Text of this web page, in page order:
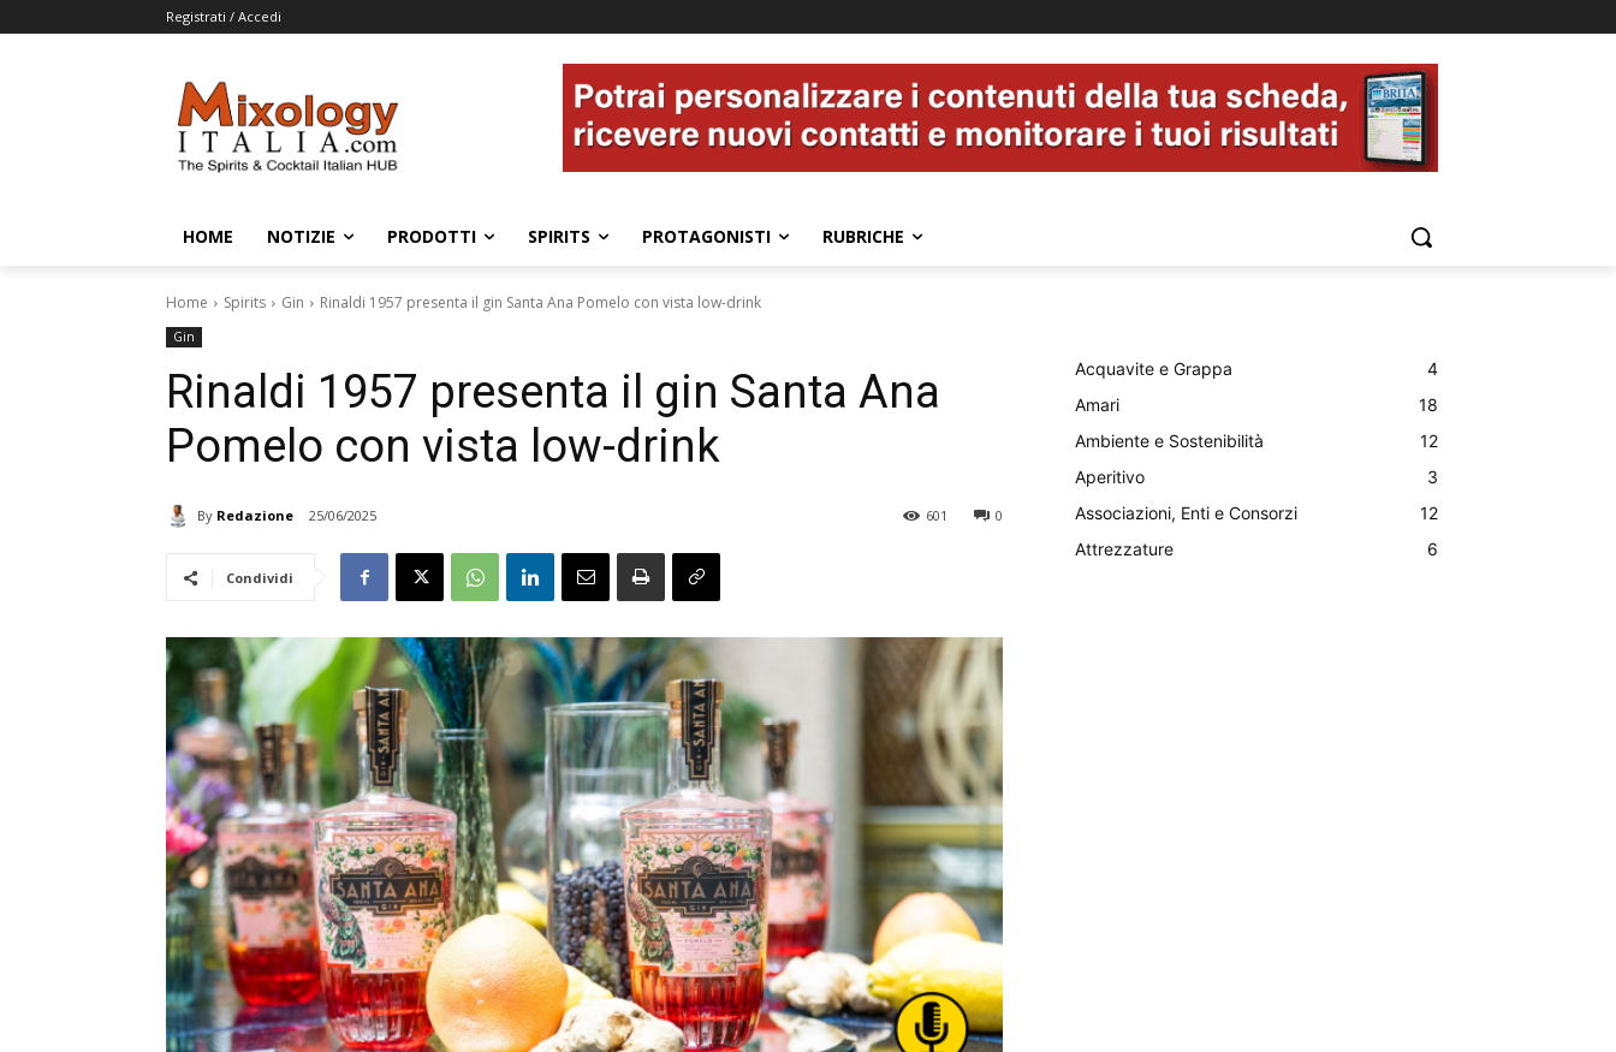
Registrati / Accedi
HOME NOTIZIE PRODOTTI SPIRITS PROTAGONISTI RUBRICHE
Home Spirits Gin Rinaldi 1957 presenta il gin Santa Ana Pomelo con vista low-drink
Gin
Rinaldi 1957 presenta il gin Santa Ana
Pomelo con vista low-drink
By Redazione 25/06/2025 0
601
Condividi
Acquavite e Grappa
4
Amari
18
Ambiente e Sostenibilità
12
Aperitivo
3
Associazioni, Enti e Consorzi
12
Attrezzature
6